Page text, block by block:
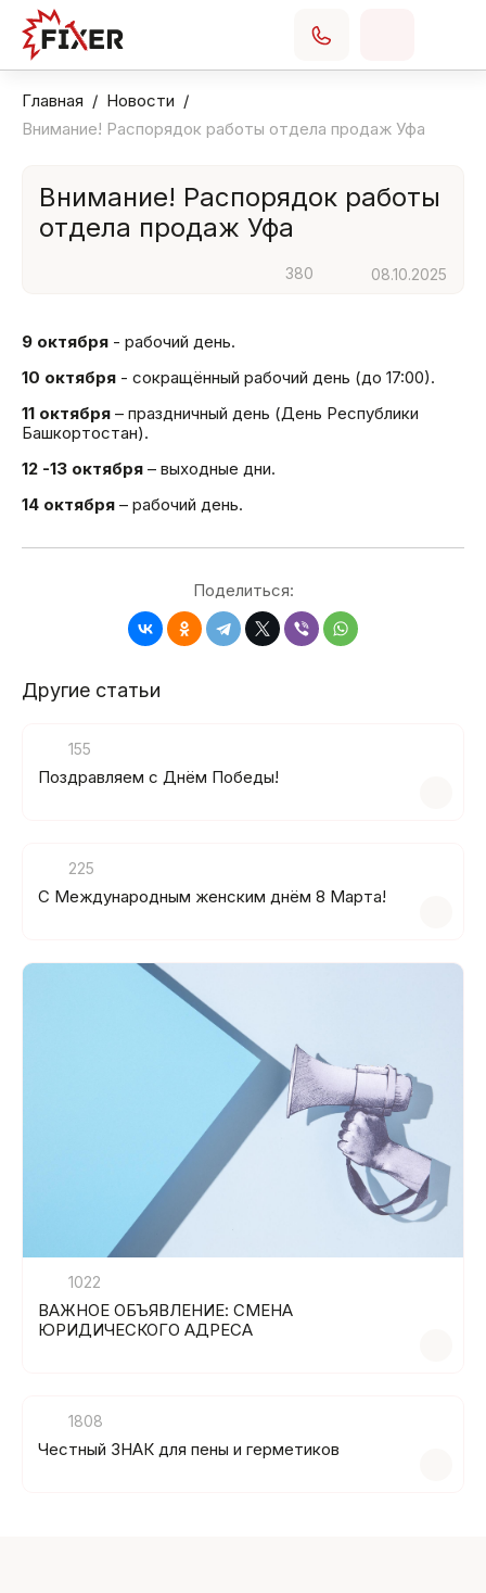
Главная
Новости
Внимание! Распорядок работы отдела продаж Уфа
Внимание! Распорядок работы
отдела продаж Уфа
380 08.10.2025
9 октября - рабочий день.
10 октября - сокращённый рабочий день (до 17:00).
11 октября – праздничный день (День Республики
Башкортостан).
12 -13 октября – выходные дни.
14 октября – рабочий день.
Поделиться:
Другие статьи
155
Поздравляем с Днём Победы!
225
C Международным женским днём 8 Марта!
1022
ВАЖНОЕ ОБЪЯВЛЕНИЕ: СМЕНА
ЮРИДИЧЕСКОГО АДРЕСА
1808
Честный ЗНАК для пены и герметиков